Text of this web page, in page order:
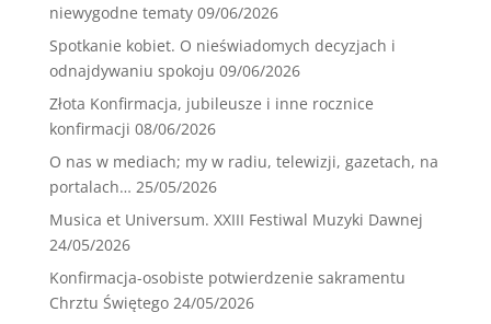
niewygodne tematy 09/06/2026
Spotkanie kobiet. O nieświadomych decyzjach i
odnajdywaniu spokoju 09/06/2026
Złota Konfirmacja, jubileusze i inne rocznice
konfirmacji 08/06/2026
O nas w mediach; my w radiu, telewizji, gazetach, na
portalach… 25/05/2026
Musica et Universum. XXIII Festiwal Muzyki Dawnej
24/05/2026
Konfirmacja-osobiste potwierdzenie sakramentu
Chrztu Świętego 24/05/2026